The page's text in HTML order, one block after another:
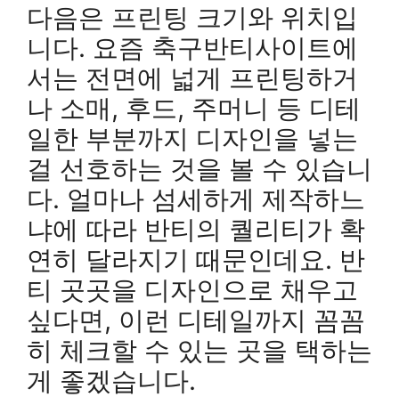
다음은 프린팅 크기와 위치입
니다. 요즘 축구반티사이트에
서는 전면에 넓게 프린팅하거
나 소매, 후드, 주머니 등 디테
일한 부분까지 디자인을 넣는
걸 선호하는 것을 볼 수 있습니
다. 얼마나 섬세하게 제작하느
냐에 따라 반티의 퀄리티가 확
연히 달라지기 때문인데요. 반
티 곳곳을 디자인으로 채우고
싶다면, 이런 디테일까지 꼼꼼
히 체크할 수 있는 곳을 택하는
게 좋겠습니다.